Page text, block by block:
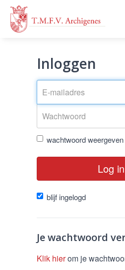
Inloggen
wachtwoord weergeven
Log in
blijf ingelogd
Je wachtwoord
Klik hierom je